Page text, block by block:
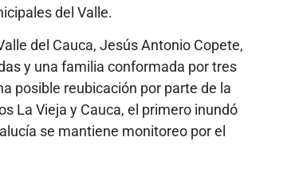
del Valle.
del Cauca, Jesús Antonio Copete,
y una familia conformada por tres
posible reubicación por parte de la
La Vieja y Cauca, el primero inundó
se mantiene monitoreo por el